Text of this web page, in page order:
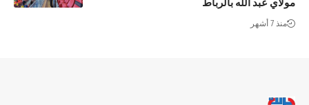
منذ 7 أشهر